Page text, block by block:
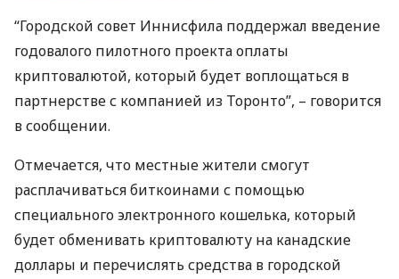
“Городской совет Иннисфила поддержал введение
годовалого пилотного проекта оплаты
криптовалютой, который будет воплощаться в
партнерстве с компанией из Торонто”, – говорится
в сообщении.
Отмечается, что местные жители смогут
расплачиваться биткоинами с помощью
специального электронного кошелька, который
будет обменивать криптовалюту на канадские
доллары и перечислять средства в городской